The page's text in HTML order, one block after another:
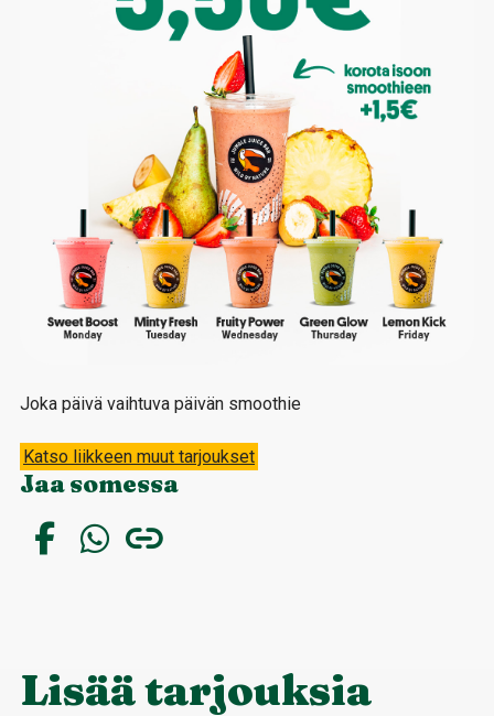
Joka päivä vaihtuva päivän smoothie
Katso liikkeen muut tarjoukset
Jaa somessa
Lisää tarjouksia